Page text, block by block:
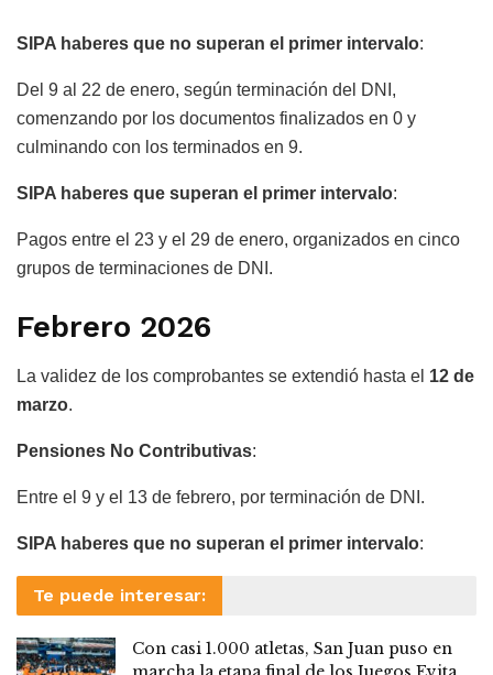
SIPA haberes que no superan el primer intervalo:
Del 9 al 22 de enero, según terminación del DNI,
comenzando por los documentos finalizados en 0 y
culminando con los terminados en 9.
SIPA haberes que superan el primer intervalo:
Pagos entre el 23 y el 29 de enero, organizados en cinco
grupos de terminaciones de DNI.
Febrero 2026
La validez de los comprobantes se extendió hasta el 12 de
marzo.
Pensiones No Contributivas:
Entre el 9 y el 13 de febrero, por terminación de DNI.
SIPA haberes que no superan el primer intervalo:
Te puede interesar:
Con casi 1.000 atletas, San Juan puso en